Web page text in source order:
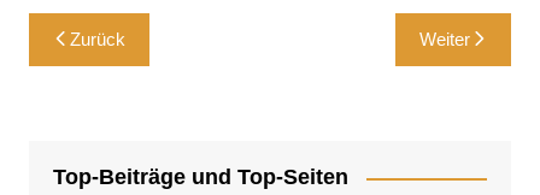
Beitragsnavigation
Zurück Weiter
Top-Beiträge und Top-Seiten